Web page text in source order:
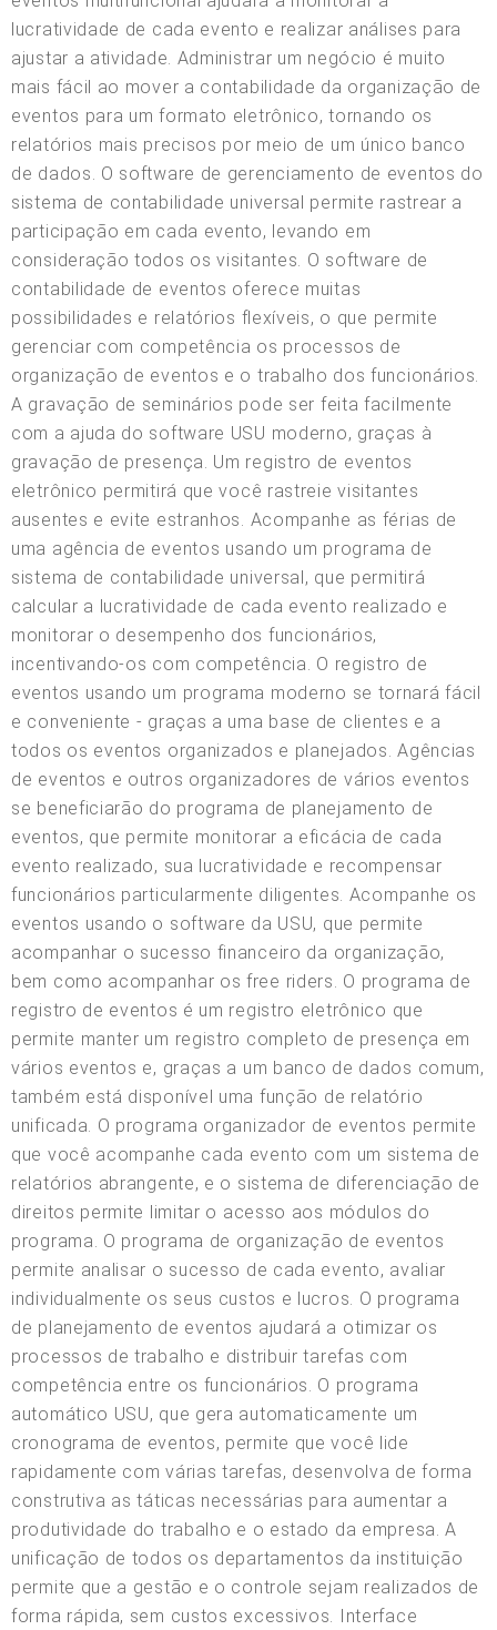
lucratividade de cada evento e realizar análises para
ajustar a atividade. Administrar um negócio é muito
mais fácil ao mover a contabilidade da organização de
eventos para um formato eletrônico, tornando os
relatórios mais precisos por meio de um único banco
de dados. O software de gerenciamento de eventos do
sistema de contabilidade universal permite rastrear a
participação em cada evento, levando em
consideração todos os visitantes. O software de
contabilidade de eventos oferece muitas
possibilidades e relatórios flexíveis, o que permite
gerenciar com competência os processos de
organização de eventos e o trabalho dos funcionários.
A gravação de seminários pode ser feita facilmente
com a ajuda do software USU moderno, graças à
gravação de presença. Um registro de eventos
eletrônico permitirá que você rastreie visitantes
ausentes e evite estranhos. Acompanhe as férias de
uma agência de eventos usando um programa de
sistema de contabilidade universal, que permitirá
calcular a lucratividade de cada evento realizado e
monitorar o desempenho dos funcionários,
incentivando-os com competência. O registro de
eventos usando um programa moderno se tornará fácil
e conveniente - graças a uma base de clientes e a
todos os eventos organizados e planejados. Agências
de eventos e outros organizadores de vários eventos
se beneficiarão do programa de planejamento de
eventos, que permite monitorar a eficácia de cada
evento realizado, sua lucratividade e recompensar
funcionários particularmente diligentes. Acompanhe os
eventos usando o software da USU, que permite
acompanhar o sucesso financeiro da organização,
bem como acompanhar os free riders. O programa de
registro de eventos é um registro eletrônico que
permite manter um registro completo de presença em
vários eventos e, graças a um banco de dados comum,
também está disponível uma função de relatório
unificada. O programa organizador de eventos permite
que você acompanhe cada evento com um sistema de
relatórios abrangente, e o sistema de diferenciação de
direitos permite limitar o acesso aos módulos do
programa. O programa de organização de eventos
permite analisar o sucesso de cada evento, avaliar
individualmente os seus custos e lucros. O programa
de planejamento de eventos ajudará a otimizar os
processos de trabalho e distribuir tarefas com
competência entre os funcionários. O programa
automático USU, que gera automaticamente um
cronograma de eventos, permite que você lide
rapidamente com várias tarefas, desenvolva de forma
construtiva as táticas necessárias para aumentar a
produtividade do trabalho e o estado da empresa. A
unificação de todos os departamentos da instituição
permite que a gestão e o controle sejam realizados de
forma rápida, sem custos excessivos. Interface